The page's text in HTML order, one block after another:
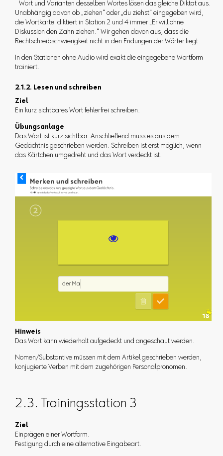
Wort und Varianten desselben Wortes lösen das gleiche Diktat aus.
Unabhängig davon ob „ziehen“ oder „du ziehst“ eingegeben wird,
die Wortkartei diktiert in Station 2 und 4 immer „Er will ohne
Diskussion den Zahn ziehen.“ Wir gehen davon aus, dass die
Rechtschreibschwierigkeit nicht in den Endungen der Wörter liegt.
In den Stationen ohne Audio wird exakt die eingegebene Wortform
trainiert.
2.1.2. Lesen und schreiben
Ziel
Ein kurz sichtbares Wort fehlerfrei schreiben.
Übungsanlage
Das Wort ist kurz sichtbar. Anschließend muss es aus dem
Gedächtnis geschrieben werden. Schreiben ist erst möglich, wenn
das Kärtchen umgedreht und das Wort verdeckt ist.
Hinweis
Das Wort kann wiederholt aufgedeckt und angeschaut werden.
Nomen/Substantive müssen mit dem Artikel geschrieben werden,
konjugierte Verben mit dem zugehörigen Personalpronomen.
2.3. Trainingsstation 3
Ziel
Einprägen einer Wortform.
Festigung durch eine alternative Eingabeart.